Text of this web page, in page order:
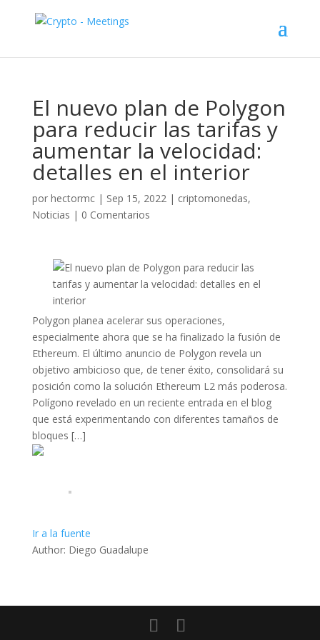
El nuevo plan de Polygon
para reducir las tarifas y
aumentar la velocidad:
detalles en el interior
por hectormc| Sep 15, 2022| criptomonedas,
Noticias | 0 Comentarios
Polygon planea acelerar sus operaciones,
especialmente ahora que se ha finalizado la fusión de
Ethereum. El último anuncio de Polygon revela un
objetivo ambicioso que, de tener éxito, consolidará su
posición como la solución Ethereum L2 más poderosa.
Polígono revelado en un reciente entrada en el blog
que está experimentando con diferentes tamaños de
bloques […]
Ir a la fuente
Author: Diego Guadalupe